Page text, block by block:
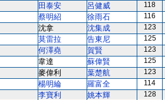
田泰安 呂健威 118
蔡明紹 徐雨石 116
沈拿 沈集成 123
莫雷拉 告東尼 125
何澤堯 賀賢 123
韋達 蘇偉賢 125
麥偉利 葉楚航 123
楊明綸 羅富全 114
李寶利 姚本輝 128